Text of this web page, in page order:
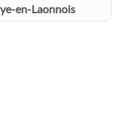
en-Laonnois